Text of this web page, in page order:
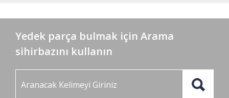
Yedek parça bulmak için Arama
sihirbazını kullanın